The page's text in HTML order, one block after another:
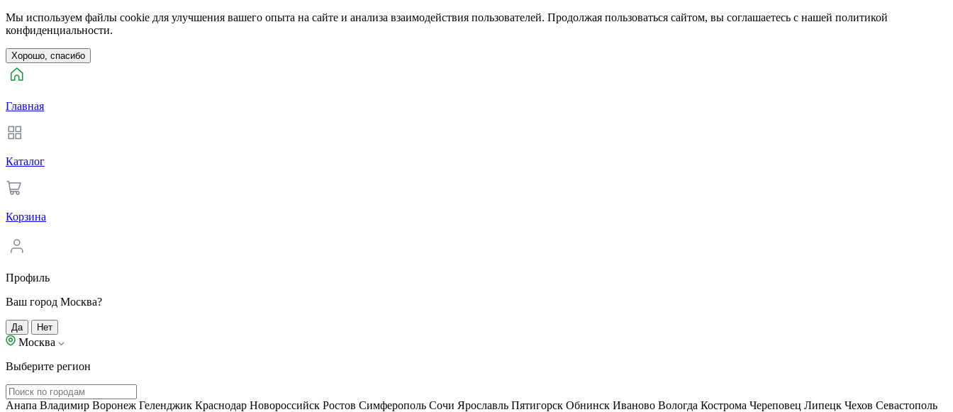
Мы используем файлы cookie для улучшения вашего опыта на сайте и анализа взаимодействия пользователей. Продолжая пользоваться сайтом, вы соглашаетесь с нашей политикой
конфиденциальности.
Хорошо, спасибо
Главная
Каталог
Корзина
Профиль
Ваш город Москва?
Да Нет
Москва
Выберите регион
Анапа Владимир Воронеж Геленджик Краснодар Новороссийск Ростов Симферополь Сочи Ярославль Пятигорск Обнинск Иваново Вологда Кострома Череповец Липецк Чехов Севастополь